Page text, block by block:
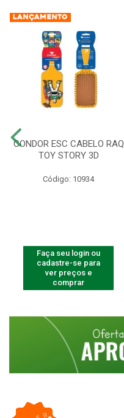
CONDOR ESC CABELO RAQ
TOY STORY 3D
Código: 10934
Faça seu login ou
cadastre-se para
ver preços e
comprar